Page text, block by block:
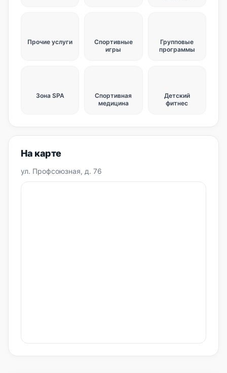
Прочие услуги
Спортивные
игры
Групповые
программы
Зона SPA
Спортивная
медицина
Детский
фитнес
На карте
ул. Профсоюзная, д. 76